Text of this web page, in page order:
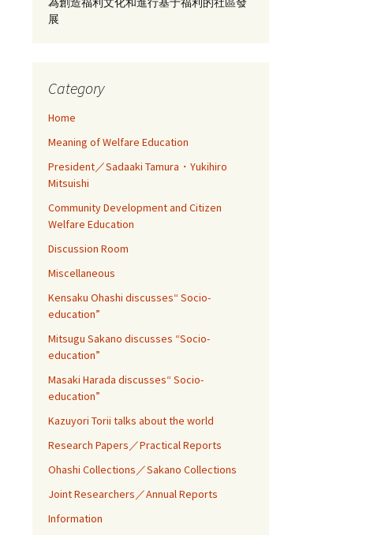
展
Category
Home
Meaning of Welfare Education
President／Sadaaki Tamura・Yukihiro
Mitsuishi
Community Development and Citizen
Welfare Education
Discussion Room
Miscellaneous
Kensaku Ohashi discusses“ Socio-
education”
Mitsugu Sakano discusses “Socio-
education”
Masaki Harada discusses“ Socio-
education”
Kazuyori Torii talks about the world
Research Papers／Practical Reports
Ohashi Collections／Sakano Collections
Joint Researchers／Annual Reports
Information